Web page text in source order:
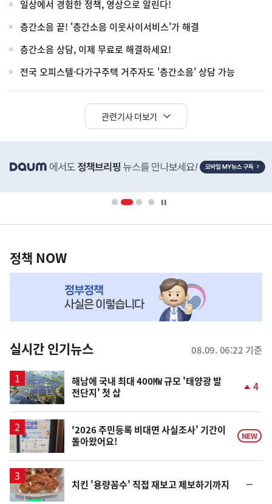
일상에서 경험한 정책, 영상으로 알린다!
층간소음 끝! '층간소음 이웃사이서비스'가 해결
층간소음 상담, 이제 무료로 해결하세요!
전국 오피스텔·다가구주택 거주자도 '층간소음' 상담 가능
관련기사 더보기
단
영
책
NOW,
뉴
스
정책 NOW
실시간 인기뉴스 08.09. 06:22 기준
해남에 국내 최대 400㎿ 규모 '태양광 발
전단지' 첫 삽
상
승
4
'2026 주민등록 비대면 사실조사' 기간이
돌아왔어요!
NEW
치킨 '용량꼼수' 직접 재보고 제보하기까지